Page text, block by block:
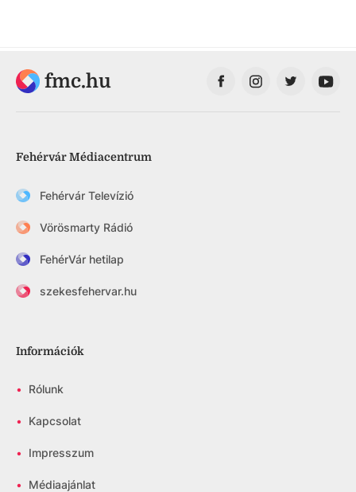
fmc.hu
Fehérvár Médiacentrum
Fehérvár Televízió
Vörösmarty Rádió
FehérVár hetilap
szekesfehervar.hu
Információk
• Rólunk
• Kapcsolat
• Impresszum
• Médiaajánlat